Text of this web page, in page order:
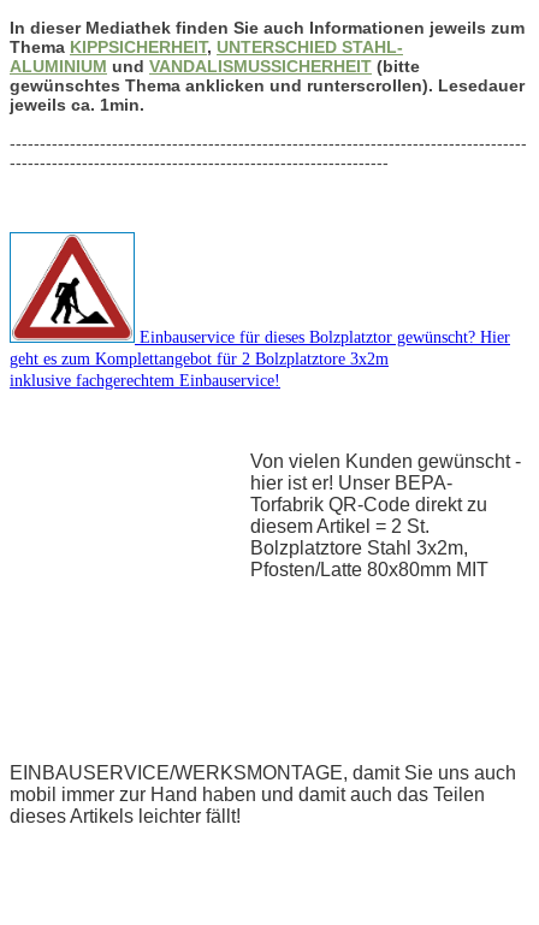
In dieser Mediathek finden Sie auch Informationen jeweils zum
Thema KIPPSICHERHEIT, UNTERSCHIED STAHL-
ALUMINIUM und VANDALISMUSSICHERHEIT (bitte
gewünschtes Thema anklicken und runterscrollen). Lesedauer
jeweils ca. 1min.
--------------------------------------------------------------------------------------
---------------------------------------------------------------
Einbauservice für dieses Bolzplatztor gewünscht? Hier
geht es zum Komplettangebot für 2 Bolzplatztore 3x2m
inklusive fachgerechtem Einbauservice!
Von vielen Kunden gewünscht -
hier ist er! Unser BEPA-
Torfabrik QR-Code direkt zu
diesem Artikel = 2 St.
Bolzplatztore Stahl 3x2m,
Pfosten/Latte 80x80mm MIT
EINBAUSERVICE/WERKSMONTAGE, damit Sie uns auch
mobil immer zur Hand haben und damit auch das Teilen
dieses Artikels leichter fällt!